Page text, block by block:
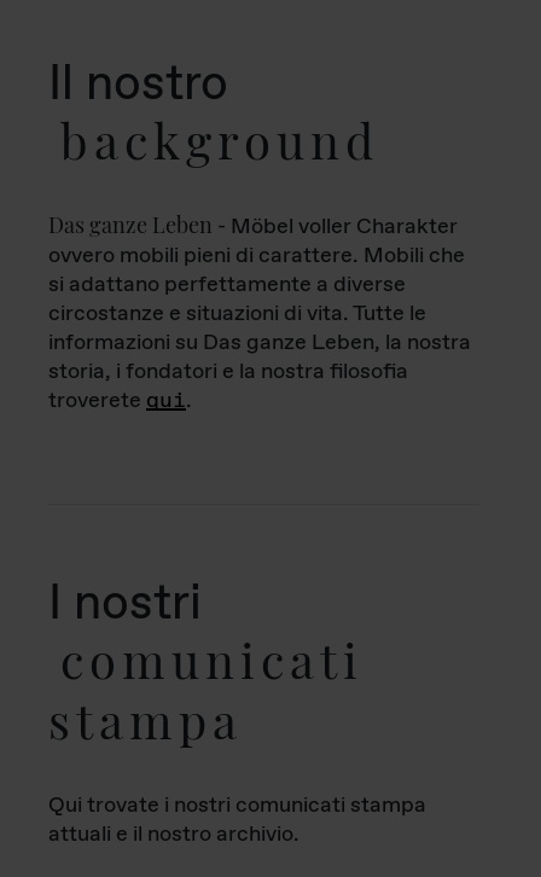
Il nostro
background
Das ganze Leben - Möbel voller Charakter
ovvero mobili pieni di carattere. Mobili che
si adattano perfettamente a diverse
circostanze e situazioni di vita. Tutte le
informazioni su Das ganze Leben, la nostra
storia, i fondatori e la nostra filosofia
troverete qui.
I nostri
comunicati
stampa
Qui trovate i nostri comunicati stampa
attuali e il nostro archivio.